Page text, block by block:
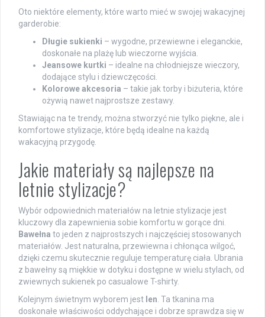
Oto niektóre elementy, które warto mieć w swojej wakacyjnej
garderobie:
Długie sukienki – wygodne, przewiewne i eleganckie,
doskonałe na plażę lub wieczorne wyjścia.
Jeansowe kurtki – idealne na chłodniejsze wieczory,
dodające stylu i dziewczęcości.
Kolorowe akcesoria – takie jak torby i biżuteria, które
ożywią nawet najprostsze zestawy.
Stawiając na te trendy, można stworzyć nie tylko piękne, ale i
komfortowe stylizacje, które będą idealne na każdą
wakacyjną przygodę.
Jakie materiały są najlepsze na
letnie stylizacje?
Wybór odpowiednich materiałów na letnie stylizacje jest
kluczowy dla zapewnienia sobie komfortu w gorące dni.
Bawełna to jeden z najprostszych i najczęściej stosowanych
materiałów. Jest naturalna, przewiewna i chłonąca wilgoć,
dzięki czemu skutecznie reguluje temperaturę ciała. Ubrania
z bawełny są miękkie w dotyku i dostępne w wielu stylach, od
zwiewnych sukienek po casualowe T-shirty.
Kolejnym świetnym wyborem jest len. Ta tkanina ma
doskonałe właściwości oddychające i dobrze sprawdza się w